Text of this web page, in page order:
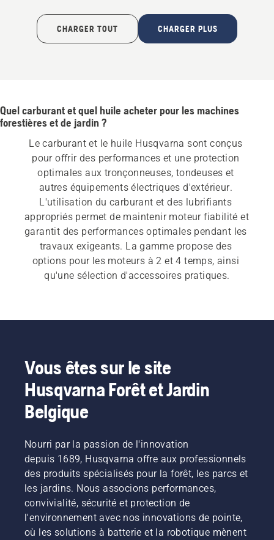
CHARGER TOUT CHARGER PLUS
Quel carburant et quel huile acheter pour les machines
forestières et de jardin ?
Le carburant et le huile Husqvarna sont conçus
pour offrir des performances et une protection
optimales aux tronçonneuses, tondeuses et
autres équipements électriques d'extérieur.
L'utilisation du carburant et des lubrifiants
appropriés permet de maintenir moteur fiabilité et
garantit des performances optimales pendant les
travaux exigeants. La gamme propose des
options pour les moteurs à 2 et 4 temps, ainsi
qu'une sélection d'accessoires pratiques.
Vous êtes sur le site
Husqvarna Forêt et Jardin
Belgique
Nourri par la passion de l'innovation
depuis 1689, Husqvarna offre aux professionnels
des produits spécialisés pour la forêt, les parcs et
les jardins. Nous associons performances,
convivialité, sécurité et protection de
l'environnement avec nos innovations de pointe,
où les solutions à batterie et la robotique mènent